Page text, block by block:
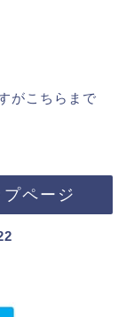
がこちらまで
ページ